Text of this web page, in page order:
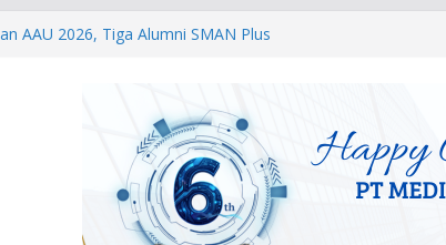
AAU 2026, Tiga Alumni SMAN Plus
Akpol Dampingi Siswa Sekolah
Bhakti 2026
Prajurit, Kodaeral V Hadiri Syukuran
Surabaya
Personel Lanud Sulaiman
World Boomerang Championship